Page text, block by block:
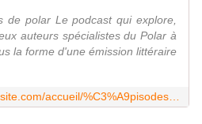
de polar Le podcast qui explore,
auteurs spécialistes du Polar à
la forme d'une émission littéraire